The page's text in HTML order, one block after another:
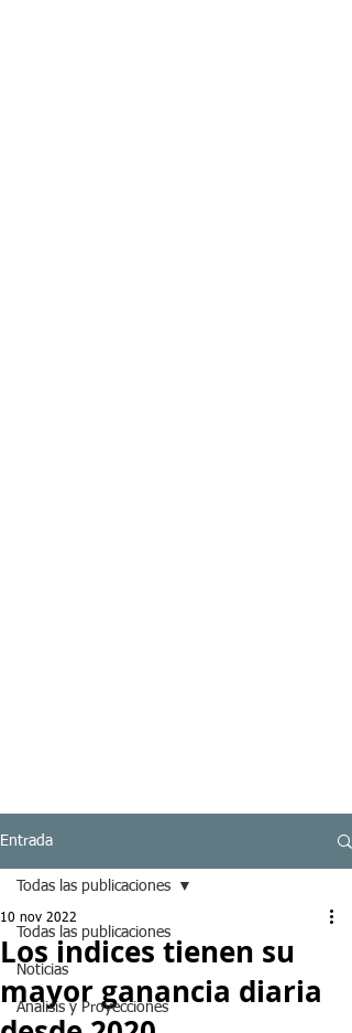
Entrada
Todas las publicaciones
Noticias
Analisis y Proyecciones
Todas las publicaciones
Los indices tienen su
mayor ganancia diaria
10 nov 2022